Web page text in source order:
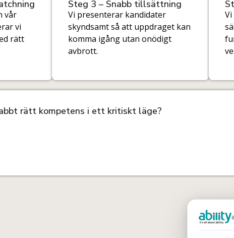
vår
vi
rätt
Steg 3 – Snabb tillsättning
Vi presenterar kandidater
skyndsamt så att uppdraget kan
komma igång utan onödigt
avbrott.
rätt kompetens i ett kritiskt läge?